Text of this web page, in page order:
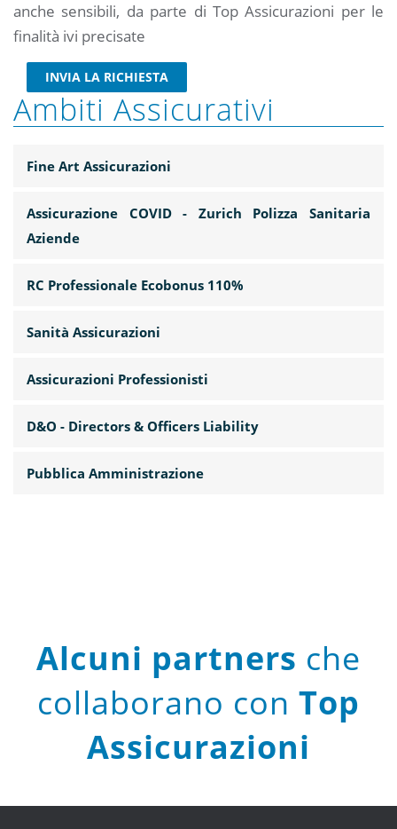
anche sensibili, da parte di Top Assicurazioni per le
finalità ivi precisate
INVIA LA RICHIESTA
Ambiti Assicurativi
Fine Art Assicurazioni
Assicurazione COVID - Zurich Polizza Sanitaria
Aziende
RC Professionale Ecobonus 110%
Sanità Assicurazioni
Assicurazioni Professionisti
D&O - Directors & Officers Liability
Pubblica Amministrazione
Alcuni partners che
collaborano con Top
Assicurazioni